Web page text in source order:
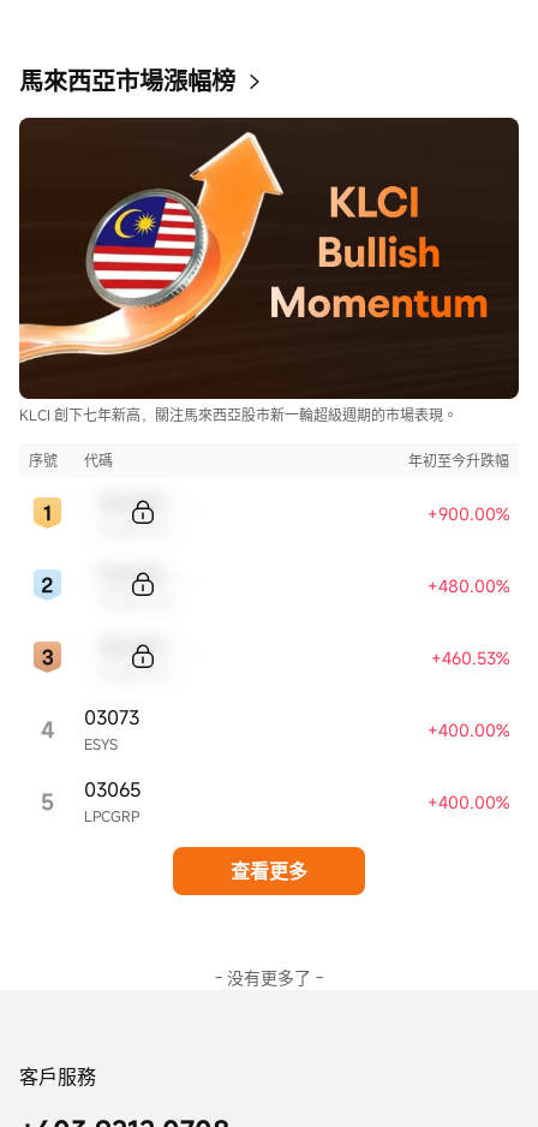
馬來西亞市場漲幅榜
KLCI 創下七年新高，關注馬來西亞股市新一輪超級週期的市場表現。
序號 代碼 年初至今升跌幅
+900.00%
+480.00%
+460.53%
4 ESYS
03073 +400.00%
5 LPCGRP
03065 +400.00%
查看更多
- 没有更多了 -
客戶服務